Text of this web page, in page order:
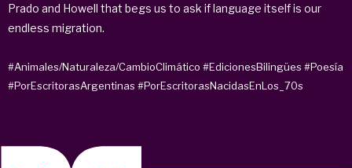
Prado and Howell that begs us to ask if language itself is our
endless migration.
#Animales/Naturaleza/CambioClimático #EdicionesBilingües #Poesía
#PorEscritorasArgentinas #PorEscritorasNacidasEnLos_70s